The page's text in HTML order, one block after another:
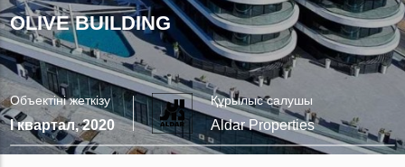
OLIVE BUILDING
Объектіні жеткізу
I квартал, 2020
Құрылыс салушы
Aldar Properties